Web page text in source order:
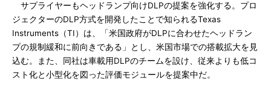
サプライヤーもヘッドランプ向けDLPの提案を強化する。プロ
ジェクターのDLP方式を開発したことで知られるTexas
Instruments（TI）は、「米国政府がDLPに合わせたヘッドラン
プの規制緩和に前向きである」とし、米国市場での搭載拡大を見
込む。また、同社は車載用DLPのチームを設け、従来よりも低コ
スト化と小型化を図った評価モジュールを提案中だ。